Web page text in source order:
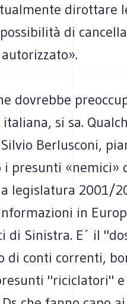
dirottare
di
dovrebbe
si sa.
Berlusconi,
i presunti «nemici»
legislatura 2001/
in
Sinistra. E´ il
di conti correnti,
"riciclatori"